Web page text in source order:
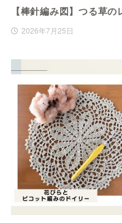
【棒針編み図】つる草
2026年7月25日